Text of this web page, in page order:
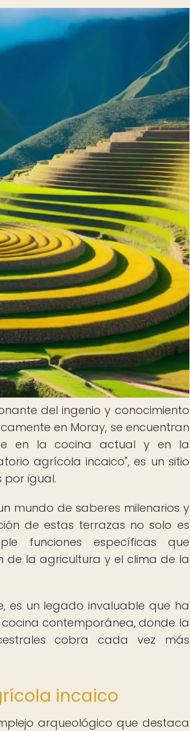
del ingenio y conocimiento
en Moray, se encuentran
en la cocina actual y en la
agrícola incaico", es un sitio
por igual.
mundo de saberes milenarios y
de estas terrazas no solo es
funciones específicas que
de la agricultura y el clima de la
es un legado invaluable que ha
contemporánea, donde la
cobra cada vez más
incaico
arqueológico que destaca